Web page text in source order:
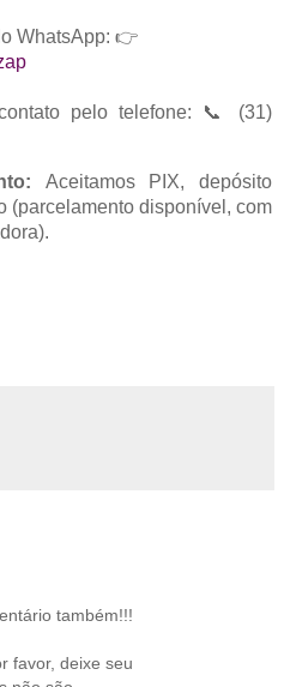
WhatsApp: 👉
pelo telefone: 📞 (31)
Aceitamos PIX, depósito
(parcelamento disponível, com
também!!!
favor, deixe seu